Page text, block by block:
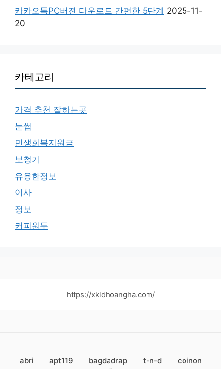
카카오톡PC버전 다운로드 간편한 5단계 2025-11-
20
카테고리
가격 추천 잘하는곳
눈썹
민생회복지원금
보청기
유용한정보
이사
정보
커피원두
https://xkldhoangha.com/
abri apt119 bagdadrap t-n-d
coinon